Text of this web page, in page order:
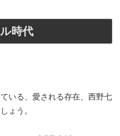
時代
いる、愛される存在、西野七
ょう。